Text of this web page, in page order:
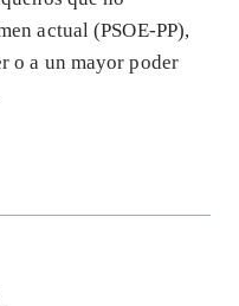
actual (PSOE-PP),
o a un mayor poder